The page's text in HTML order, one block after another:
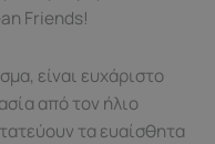
Friends!
είναι ευχάριστο
από τον ήλιο
τα ευαίσθητα